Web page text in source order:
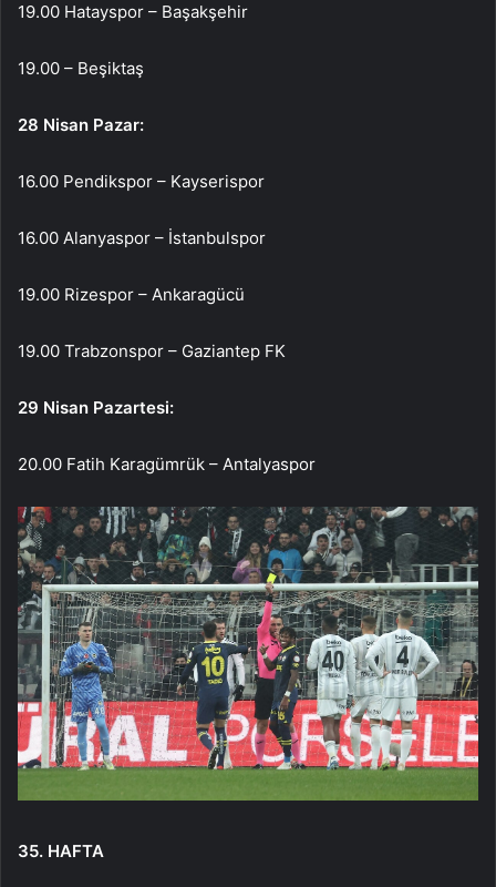
19.00 Hatayspor – Başakşehir
19.00 – Beşiktaş
28 Nisan Pazar:
16.00 Pendikspor – Kayserispor
16.00 Alanyaspor – İstanbulspor
19.00 Rizespor – Ankaragücü
19.00 Trabzonspor – Gaziantep FK
29 Nisan Pazartesi:
20.00 Fatih Karagümrük – Antalyaspor
35. HAFTA